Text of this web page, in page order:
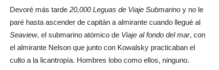
Devoré más tarde 20,000 Leguas de Viaje Submarino y no le
paré hasta ascender de capitán a almirante cuando llegué al
Seaview, el submarino atómico de Viaje al fondo del mar, con
el almirante Nelson que junto con Kowalsky practicaban el
culto a la licantropía. Hombres lobo como ellos, ninguno.